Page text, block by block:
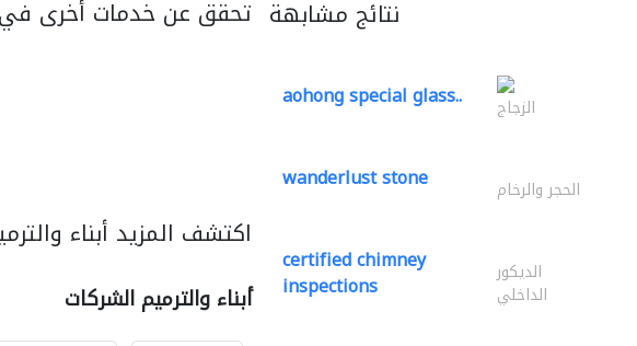
تحقق عن خدمات أخرى
اكتشف المزيد أبناء
أبناء والترميم الشركات
نتائج مشابهة
aohong special glass.. الزجاج
wanderlust stone الحجر والرخام
certified chimney
inspections الديكور
الداخلي